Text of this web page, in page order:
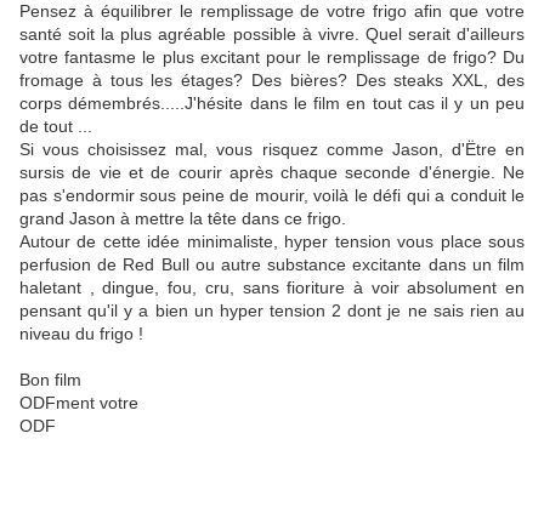
Pensez à équilibrer le remplissage de votre frigo afin que votre
santé soit la plus agréable possible à vivre. Quel serait d'ailleurs
votre fantasme le plus excitant pour le remplissage de frigo? Du
fromage à tous les étages? Des bières? Des steaks XXL, des
corps démembrés.....J'hésite dans le film en tout cas il y un peu
de tout ...
Si vous choisissez mal, vous risquez comme Jason, d'Ëtre en
sursis de vie et de courir après chaque seconde d'énergie. Ne
pas s'endormir sous peine de mourir, voilà le défi qui a conduit le
grand Jason à mettre la tête dans ce frigo.
Autour de cette idée minimaliste, hyper tension vous place sous
perfusion de Red Bull ou autre substance excitante dans un film
haletant , dingue, fou, cru, sans fioriture à voir absolument en
pensant qu'il y a bien un hyper tension 2 dont je ne sais rien au
niveau du frigo !
Bon film
ODFment votre
ODF